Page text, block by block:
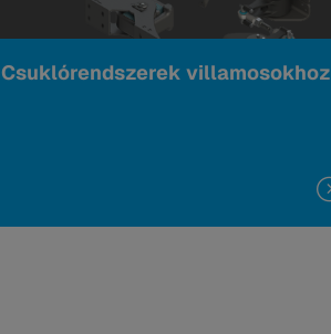
Csuklórendszerek villamosokhoz